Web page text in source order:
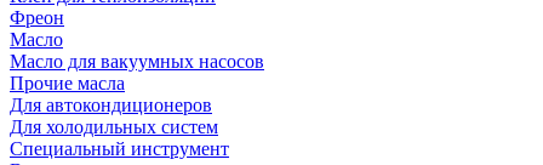
Фреон
Масло
Масло для вакуумных насосов
Прочие масла
Для автокондиционеров
Для холодильных систем
Специальный инструмент